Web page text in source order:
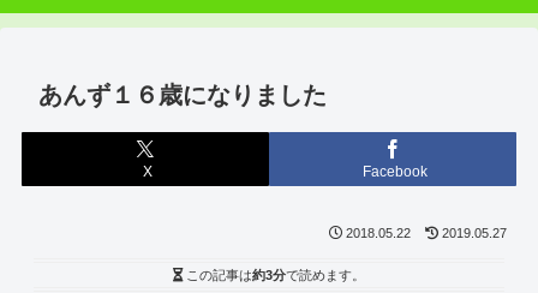
あんず１６歳になりました
X Facebook
2018.05.22 2019.05.27
この記事は約3分で読めます。